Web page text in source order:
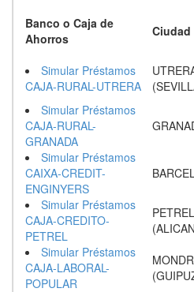
Banco o Caja de
Ahorros
Ciudad
Simular Préstamos
CAJA-RURAL-UTRERA
Simular Préstamos
CAJA-RURAL-
GRANADA
Simular Préstamos
CAIXA-CREDIT-
ENGINYERS
Simular Préstamos
CAJA-CREDITO-
PETREL
PETREL
Simular Préstamos
CAJA-LABORAL-
POPULAR